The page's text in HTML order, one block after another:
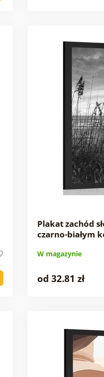
Plakat zachód
czarno-białym
W magazynie
od 32.81 zł